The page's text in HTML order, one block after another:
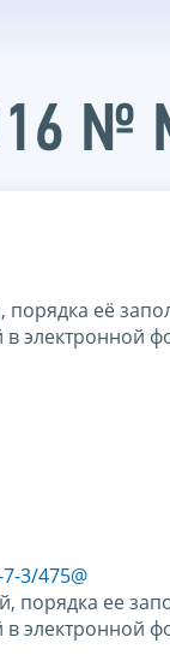
её
в электронной
3/475@
порядка ее
электронной